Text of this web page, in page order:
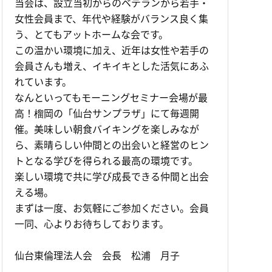
当会は、設立当初からのベテランから若手・
女性会員まで、年代や経験がバランス良く集
う、とてもアットホームな会です。
この温かい環境に加え、近年は女性や若手の
会員さんも増え、イキイキとした活気にあふ
れています。
なんといってもモーニングセミナー会場が最
高！榴岡の「仙台サンプラザ」にて毎週開
催。美味しい朝食バイキングを楽しみなが
ら、素晴らしい仲間との出会いと経営のヒン
トとなる学びを得られる最高の環境です。
楽しい環境で共に学び成長できる仲間と出会
える場。
まずは一度、お気軽にご参加ください。会員
一同、心よりお待ちしております。
仙台東倫理法人会 会長 松浦 月子